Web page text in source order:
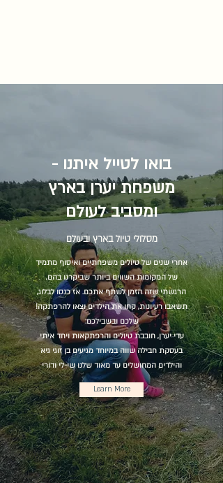
בואו לטייל איתנו -
משפחת יערן בארץ
ומסביב לעולם
מסלולי טיול בארץ ובעולם
אחרי שנים של טיולים משפחתיים ואיסוף מתמיד
של המקומות השווים ביותר שביקרנו בהם,
הרגשתי שזה הזמן לשתף אתכם. אז כנסו לבלוג,
תשאבו רעיונות, קחו את הילדים וצאו להרפתקה!
שלכם ובשבילכם:
עדי יערן, חובבת טיולים והרפתקאות ויחד איתי
בעסקת חבילה שווה במיוחד מגיעים בן זוגי גיא
והילדים המחושלים עד מאוד שלנו שי-לי ודורי
Learn More